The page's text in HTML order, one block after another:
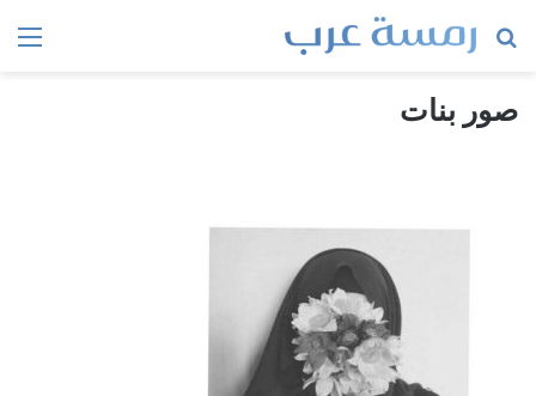
بحث
صور بنات